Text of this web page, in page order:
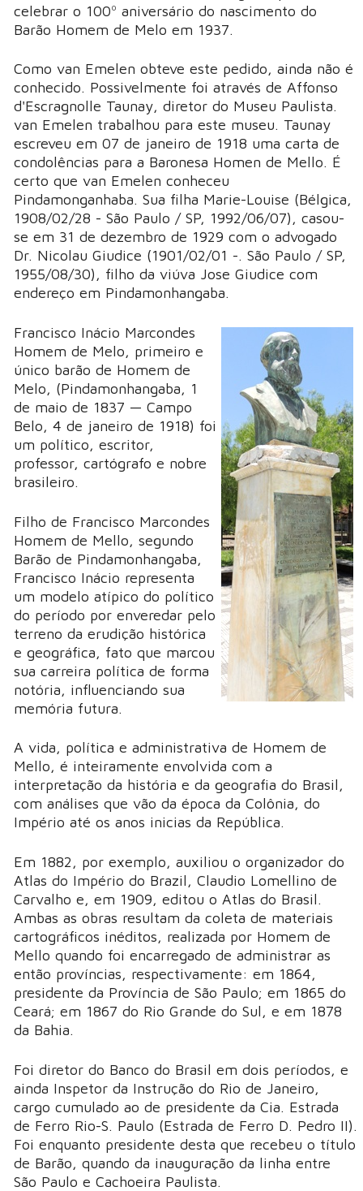
celebrar o 100º aniversário do nascimento do
Barão Homem de Melo em 1937.
Como van Emelen obteve este pedido, ainda não é
conhecido. Possivelmente foi através de Affonso
d'Escragnolle Taunay, diretor do Museu Paulista.
van Emelen trabalhou para este museu. Taunay
escreveu em 07 de janeiro de 1918 uma carta de
condolências para a Baronesa Homen de Mello. É
certo que van Emelen conheceu
Pindamonganhaba. Sua filha Marie-Louise (Bélgica,
1908/02/28 - São Paulo / SP, 1992/06/07), casou-
se em 31 de dezembro de 1929 com o advogado
Dr. Nicolau Giudice (1901/02/01 -. São Paulo / SP,
1955/08/30), filho da viúva Jose Giudice com
endereço em Pindamonhangaba.
Francisco Inácio Marcondes
Homem de Melo, primeiro e
único barão de Homem de
Melo, (Pindamonhangaba, 1
de maio de 1837 — Campo
Belo, 4 de janeiro de 1918) foi
um político, escritor,
professor, cartógrafo e nobre
brasileiro.
Filho de Francisco Marcondes
Homem de Mello, segundo
Barão de Pindamonhangaba,
Francisco Inácio representa
um modelo atípico do político
do período por enveredar pelo
terreno da erudição histórica
e geográfica, fato que marcou
sua carreira política de forma
notória, influenciando sua
memória futura.
A vida, política e administrativa de Homem de
Mello, é inteiramente envolvida com a
interpretação da história e da geografia do Brasil,
com análises que vão da época da Colônia, do
Império até os anos inicias da República.
Em 1882, por exemplo, auxiliou o organizador do
Atlas do Império do Brazil, Claudio Lomellino de
Carvalho e, em 1909, editou o Atlas do Brasil.
Ambas as obras resultam da coleta de materiais
cartográficos inéditos, realizada por Homem de
Mello quando foi encarregado de administrar as
então províncias, respectivamente: em 1864,
presidente da Província de São Paulo; em 1865 do
Ceará; em 1867 do Rio Grande do Sul, e em 1878
da Bahia.
Foi diretor do Banco do Brasil em dois períodos, e
ainda Inspetor da Instrução do Rio de Janeiro,
cargo cumulado ao de presidente da Cia. Estrada
de Ferro Rio-S. Paulo (Estrada de Ferro D. Pedro II).
Foi enquanto presidente desta que recebeu o título
de Barão, quando da inauguração da linha entre
São Paulo e Cachoeira Paulista.